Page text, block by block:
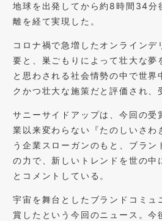
地球を出発してから約8時間34
離を経て実現した。
コロナ禍で急増したオンラインデ
要と、巣ごもりによって壮大な夢
と思わされる社会情勢の中で世界
クかつ壮大な施策だと評価され、
サニーサイドアップは、今回の受
業以来変わらない『たのしいさわ
う企業スローガンのもと、ブラン
の力で、新しいトレンドを世の中
とコメントしている。
宇宙を舞台としたブランドコミュ
賞したという今回のニュース。今